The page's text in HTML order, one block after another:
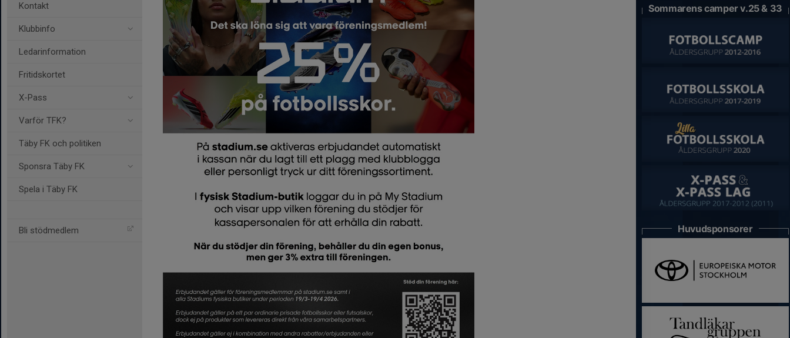
Kontakt
Klubbinfo
Ledarinformation
Fritidskortet
X-Pass
Varför TFK?
Täby FK och politiken
Sponsra Täby FK
Spela i Täby FK
Bli stödmedlem
Sommarens camper v.25 & 33
Huvudsponsorer